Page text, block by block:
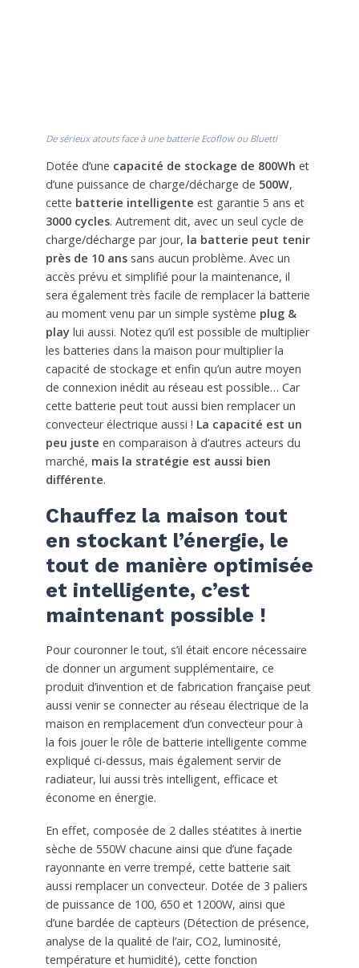
De sérieux atouts face à une batterie Ecoflow ou Bluetti
Dotée d’une capacité de stockage de 800Wh et
d’une puissance de charge/décharge de 500W,
cette batterie intelligente est garantie 5 ans et
3000 cycles. Autrement dit, avec un seul cycle de
charge/décharge par jour, la batterie peut tenir
près de 10 anssans aucun problème. Avec un
accès prévu et simplifié pour la maintenance, il
sera également très facile de remplacer la batterie
au moment venu par un simple système plug &
playlui aussi. Notez qu’il est possible de multiplier
les batteries dans la maison pour multiplier la
capacité de stockage et enfin qu’un autre moyen
de connexion inédit au réseau est possible… Car
cette batterie peut tout aussi bien remplacer un
convecteur électrique aussi ! La capacité est un
peu juste en comparaison à d’autres acteurs du
marché, mais la stratégie est aussi bien
différente.
Chauffez la maison tout
en stockant l’énergie, le
tout de manière optimisée
et intelligente, c’est
maintenant possible !
Pour couronner le tout, s’il était encore nécessaire
de donner un argument supplémentaire, ce
produit d’invention et de fabrication française peut
aussi venir se connecter au réseau électrique de la
maison en remplacement d’un convecteur pour à
la fois jouer le rôle de batterie intelligente comme
expliqué ci-dessus, mais également servir de
radiateur, lui aussi très intelligent, efficace et
économe en énergie.
En effet, composée de 2 dalles stéatites à inertie
sèche de 550W chacune ainsi que d’une façade
rayonnante en verre trempé, cette batterie sait
aussi remplacer un convecteur. Dotée de 3 paliers
de puissance de 100, 650 et 1200W, ainsi que
d’une bardée de capteurs (Détection de présence,
analyse de la qualité de l’air, CO2, luminosité,
température et humidité), cette fonction